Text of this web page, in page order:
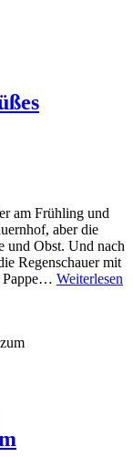
am Frühling und
aber die
und Obst. Und nach
Regenschauer mit
Pappe… Weiterlesen